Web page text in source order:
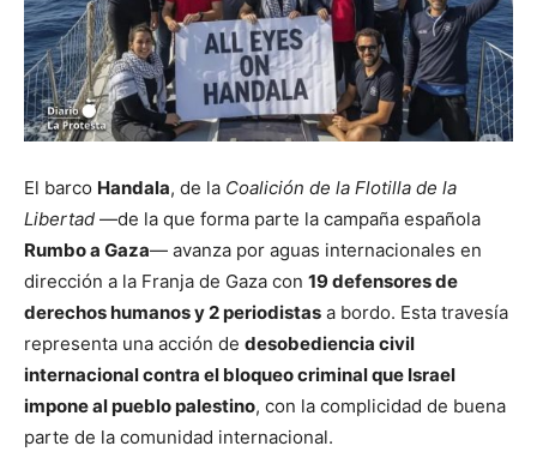
El barco Handala, de la Coalición de la Flotilla de la
Libertad —de la que forma parte la campaña española
Rumbo a Gaza— avanza por aguas internacionales en
dirección a la Franja de Gaza con 19 defensores de
derechos humanos y 2 periodistas a bordo. Esta travesía
representa una acción de desobediencia civil
internacional contra el bloqueo criminal que Israel
impone al pueblo palestino, con la complicidad de buena
parte de la comunidad internacional.